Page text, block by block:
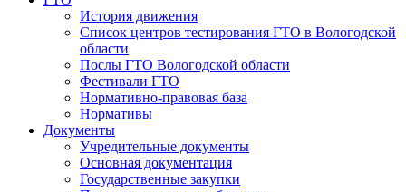
История движения
Список центров тестирования ГТО в Вологодской
области
Послы ГТО Вологодской области
Фестивали ГТО
Нормативно-правовая база
Нормативы
Документы
Учредительные документы
Основная документация
Государственные закупки